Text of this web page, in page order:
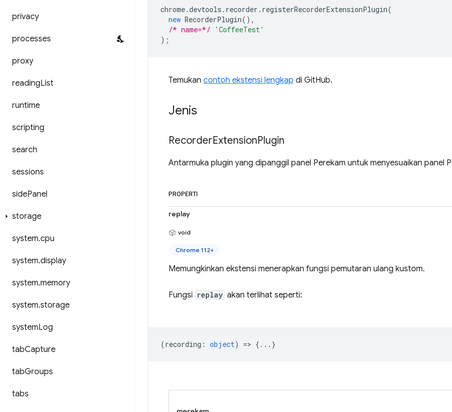
privacy
processes
proxy
readingList
runtime
scripting
search
sessions
sidePanel
storage
system.cpu
system.display
system.memory
system.storage
systemLog
tabCapture
tabGroups
tabs
chrome.devtools . recorder . registerRecorderExtensionPlugin(
new RecorderPlugin(),
/* name=*/
'CoffeeTest'
);
Temukan contoh ekstensi lengkap di GitHub.
Jenis
RecorderExtensionPlugin
Antarmuka plugin yang dipanggil panel Perekam untuk menyesuaikan panel
PROPERTI
replay
void
Chrome 112+
Memungkinkan ekstensi menerapkan fungsi pemutaran ulang kustom.
Fungsi replay akan terlihat seperti:
(recording : object) => {...}